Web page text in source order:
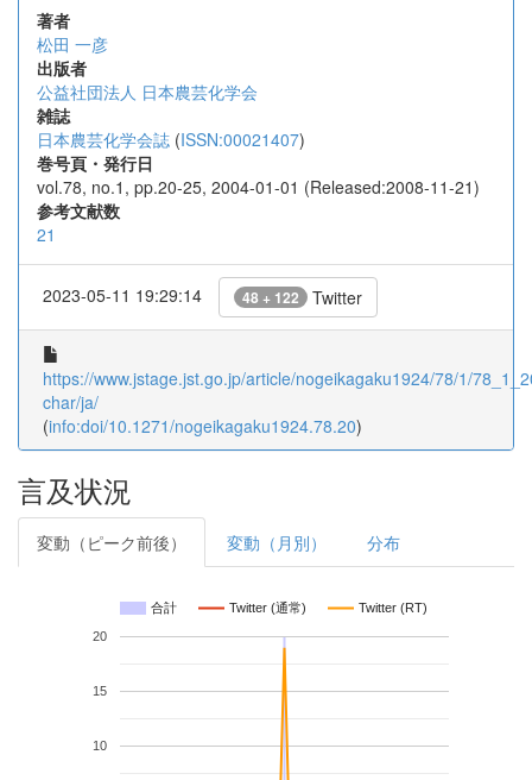
著者
松田 一彦
出版者
公益社団法人 日本農芸化学会
雑誌
日本農芸化学会誌 (ISSN:00021407)
巻号頁・発行日
vol.78, no.1, pp.20-25, 2004-01-01 (Released:2008-11-21)
参考文献数
21
2023-05-11 19:29:14 48 + 122 Twitter
https://www.jstage.jst.go.jp/article/nogeikagaku1924/78/1/
char/ja/
(info:doi/10.1271/nogeikagaku1924.78.20)
言及状況
変動（ピーク前後） 変動（月別） 分布
合計 Twitter (通常) Twitter (RT)
10
15
20